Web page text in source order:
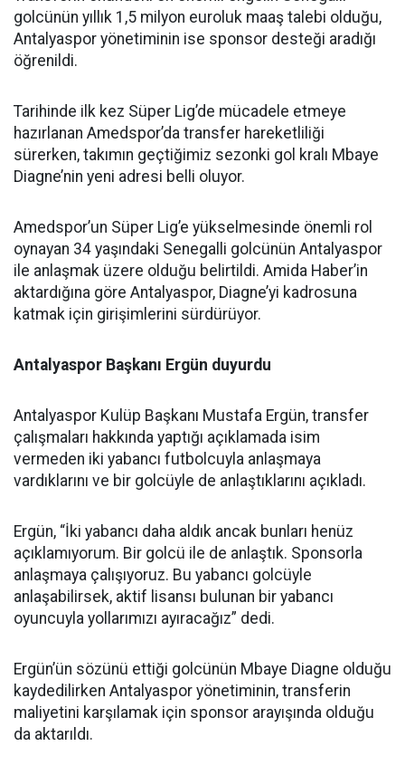
golcünün yıllık 1,5 milyon euroluk maaş talebi olduğu,
Antalyaspor yönetiminin ise sponsor desteği aradığı
öğrenildi.
Tarihinde ilk kez Süper Lig’de mücadele etmeye
hazırlanan Amedspor’da transfer hareketliliği
sürerken, takımın geçtiğimiz sezonki gol kralı Mbaye
Diagne’nin yeni adresi belli oluyor.
Amedspor’un Süper Lig’e yükselmesinde önemli rol
oynayan 34 yaşındaki Senegalli golcünün Antalyaspor
ile anlaşmak üzere olduğu belirtildi. Amida Haber’in
aktardığına göre Antalyaspor, Diagne’yi kadrosuna
katmak için girişimlerini sürdürüyor.
Antalyaspor Başkanı Ergün duyurdu
Antalyaspor Kulüp Başkanı Mustafa Ergün, transfer
çalışmaları hakkında yaptığı açıklamada isim
vermeden iki yabancı futbolcuyla anlaşmaya
vardıklarını ve bir golcüyle de anlaştıklarını açıkladı.
Ergün, “İki yabancı daha aldık ancak bunları henüz
açıklamıyorum. Bir golcü ile de anlaştık. Sponsorla
anlaşmaya çalışıyoruz. Bu yabancı golcüyle
anlaşabilirsek, aktif lisansı bulunan bir yabancı
oyuncuyla yollarımızı ayıracağız” dedi.
Ergün’ün sözünü ettiği golcünün Mbaye Diagne olduğu
kaydedilirken Antalyaspor yönetiminin, transferin
maliyetini karşılamak için sponsor arayışında olduğu
da aktarıldı.